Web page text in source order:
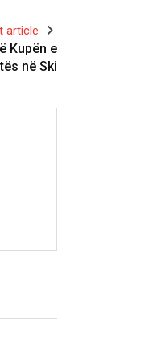
article
Kupën e
në Ski